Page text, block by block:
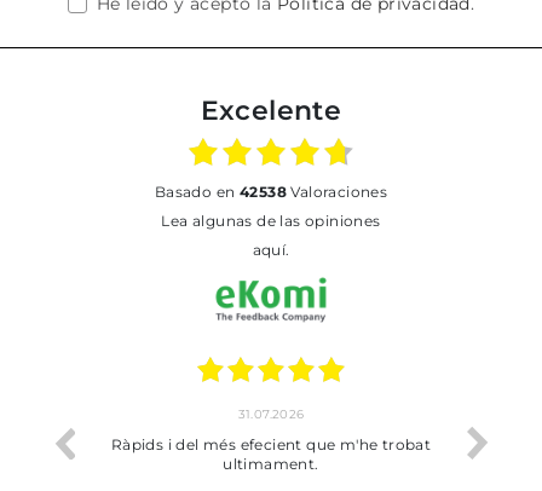
Excelente
basado en 42538Valoraciones
Lea algunas de las opiniones
aquí.
31.07.2026
Ràpids i del més efecient que m'he trobat
ultimament.